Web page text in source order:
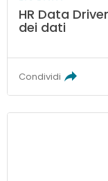
HR Data
dei dati
Condividi